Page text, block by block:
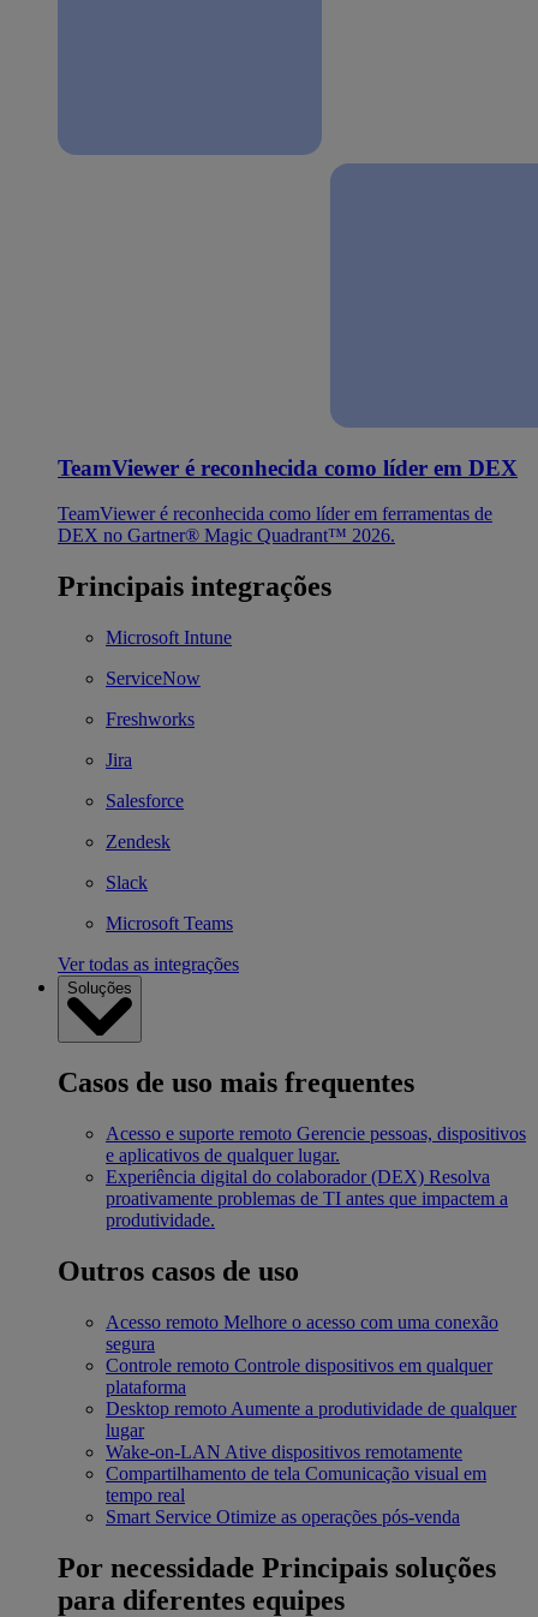
TeamViewer é reconhecida como líder em DEX
TeamViewer é reconhecida como líder em ferramentas de
DEX no Gartner® Magic Quadrant™ 2026.
Principais integrações
Microsoft Intune
ServiceNow
Freshworks
Jira
Salesforce
Zendesk
Slack
Microsoft Teams
Ver todas as integrações
Soluções
Casos de uso mais frequentes
Acesso e suporte remoto Gerencie pessoas, dispositivos
e aplicativos de qualquer lugar.
Experiência digital do colaborador (DEX) Resolva
proativamente problemas de TI antes que impactem a
produtividade.
Outros casos de uso
Acesso remoto Melhore o acesso com uma conexão
segura
Controle remoto Controle dispositivos em qualquer
plataforma
Desktop remoto Aumente a produtividade de qualquer
lugar
Wake-on-LAN Ative dispositivos remotamente
Compartilhamento de tela Comunicação visual em
tempo real
Smart Service Otimize as operações pós-venda
Por necessidade Principais soluções
para diferentes equipes